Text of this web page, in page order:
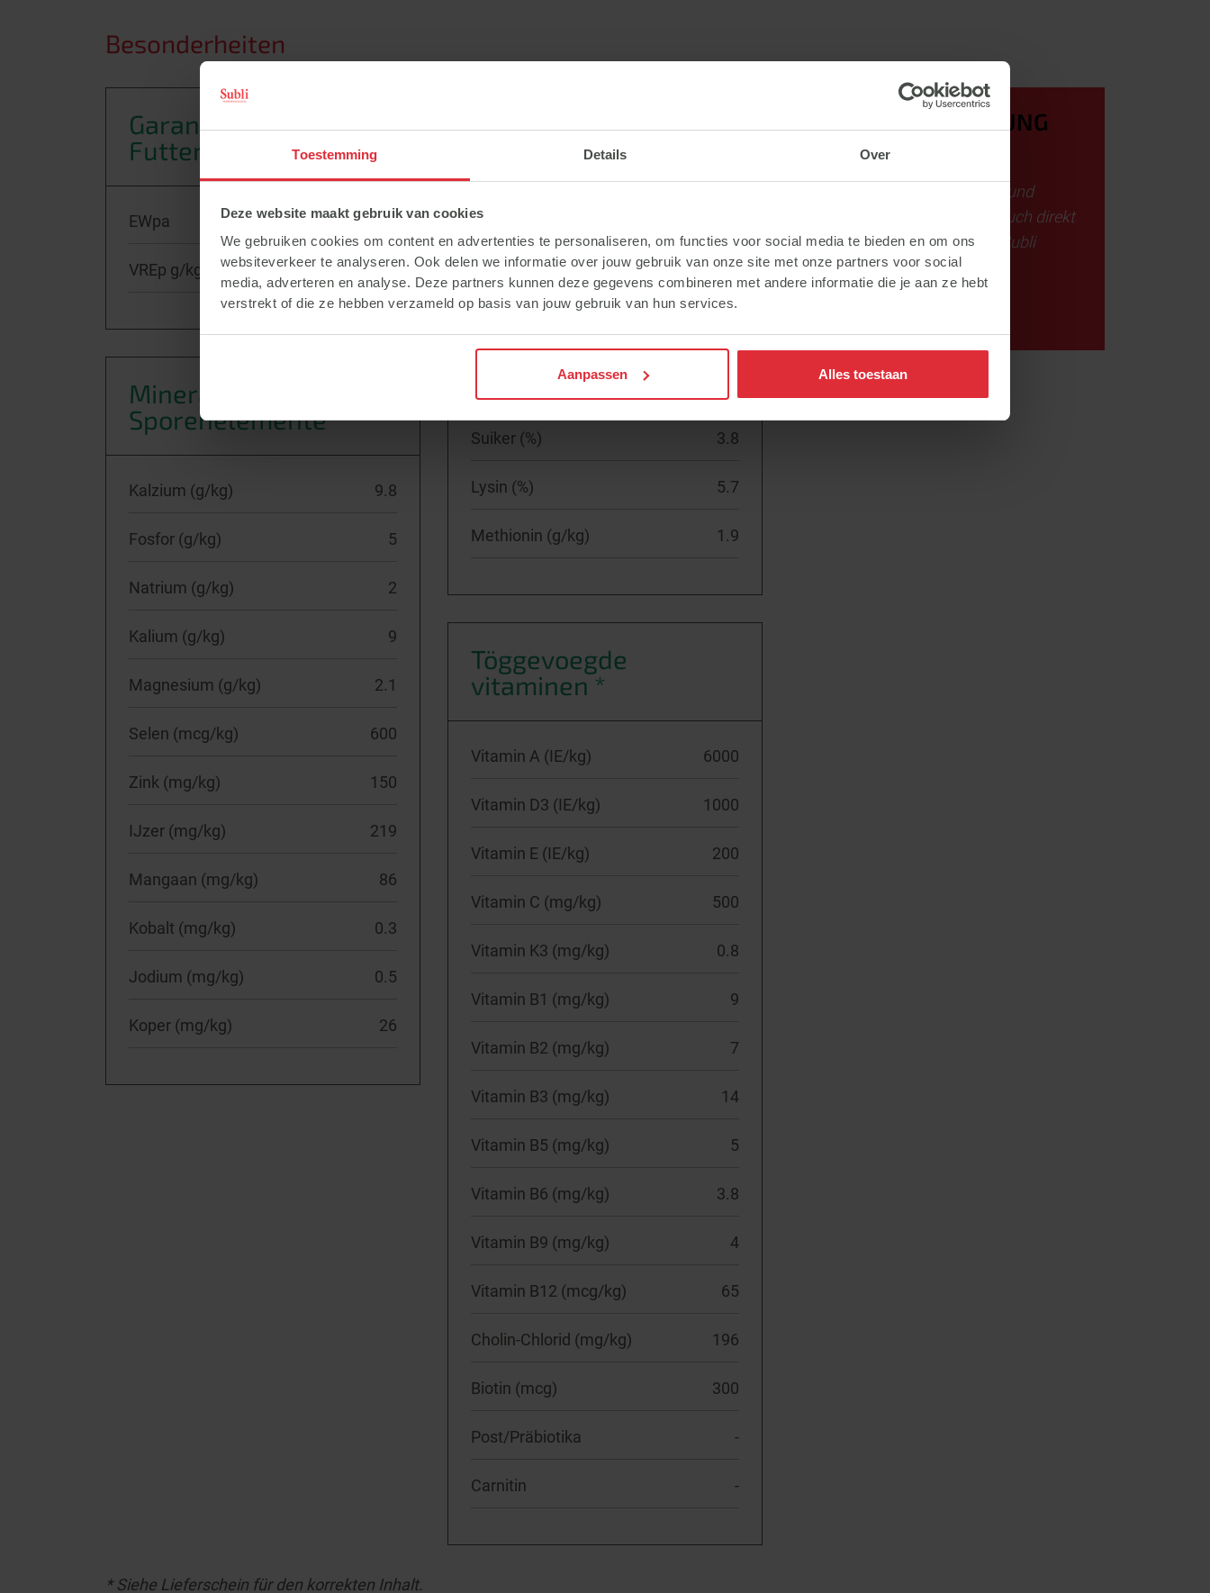
Toestemming Details Over
Deze website maakt gebruik van cookies
We gebruiken cookies om content en advertenties te personaliseren, om functies voor social media te bieden en om ons
websiteverkeer te analyseren. Ook delen we informatie over jouw gebruik van onze site met onze partners voor social
media, adverteren en analyse. Deze partners kunnen deze gegevens combineren met andere informatie die je aan ze hebt
verstrekt of die ze hebben verzameld op basis van jouw gebruik van hun services.
Aanpassen Alles toestaan
Besonderheiten
Garantierter
Futterwert *
EWpa 0.77
VREp g/kg 81
Mineralien und
Sporenelemente *
Kalzium (g/kg) 9.8
Fosfor (g/kg) 5
Natrium (g/kg) 2
Kalium (g/kg) 9
Magnesium (g/kg) 2.1
Selen (mcg/kg) 600
Zink (mg/kg) 150
IJzer (mg/kg) 219
Mangaan (mg/kg) 86
Kobalt (mg/kg) 0.3
Jodium (mg/kg) 0.5
Koper (mg/kg) 26
Berechnete Inhalte *
Rohfett (%) 3.7
Ruwe celstof (%) 20
Rohasche (%) 7.6
Suiker (%) 3.8
Lysin (%) 5.7
Methionin (g/kg) 1.9
Töggevoegde
vitaminen *
Vitamin A (IE/kg) 6000
Vitamin D3 (IE/kg) 1000
Vitamin E (IE/kg) 200
Vitamin C (mg/kg) 500
Vitamin K3 (mg/kg) 0.8
Vitamin B1 (mg/kg) 9
Vitamin B2 (mg/kg) 7
Vitamin B3 (mg/kg) 14
Vitamin B5 (mg/kg) 5
Vitamin B6 (mg/kg) 3.8
Vitamin B9 (mg/kg) 4
Vitamin B12 (mcg/kg) 65
Cholin-Chlorid (mg/kg) 196
Biotin (mcg) 300
Post/Präbiotika -
Carnitin -
* Siehe Lieferschein für den korrekten Inhalt.
SCHNELLE BERATUNG
BESTELLEN?
Für den Subli-Verkauf (Bulk und
Zakgoed) können Sie sich auch direkt
an den Klantenservice von Subli
wenden.